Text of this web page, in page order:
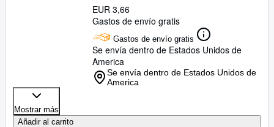
EUR 3,66
Gastos de envío gratis
Gastos de envío gratis
Se envía dentro de Estados Unidos de
America
Se envía dentro de Estados Unidos de
America
Mostrar más
Añadir al carrito